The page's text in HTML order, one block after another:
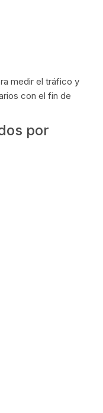
medir el tráfico y
con el fin de
por